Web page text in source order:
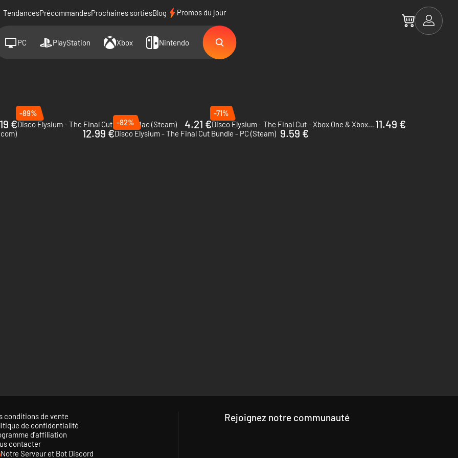
TendancesPrécommandesProchaines sortiesBlog Promos du jour
PC PlayStation Xbox Nintendo
€
-89%
Disco Elysium - The Final Cut - PC & Mac (Steam)
4.21 €
-71%
Disco Elysium - The Final Cut - Xbox One & Xbox Series X|S 11.49 €
12.99 €
-82%
Disco Elysium - The Final Cut Bundle - PC (Steam) 9.59 €
conditions de vente
de confidentialité
d'affiliation
contacter
Notre Serveur et Bot Discord
Rejoignez notre communauté